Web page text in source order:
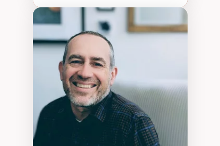
Expertises
Théories du développement
Économie politique comparée
Élites économiques
Sociologie économique
Extractivisme
Classes sociales
Mouvements sociaux
Théories de l’État